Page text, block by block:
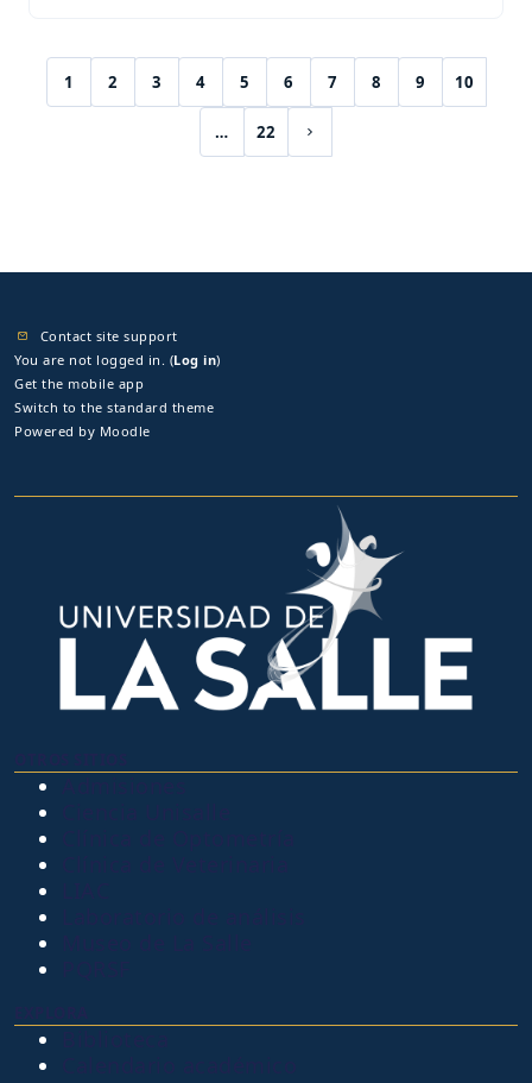
1
(current)
2 3 4 5 6 7 8 9 10
… 22
Contact site support
You are not logged in. (Log in)
Get the mobile app
Switch to the standard theme
Powered by Moodle